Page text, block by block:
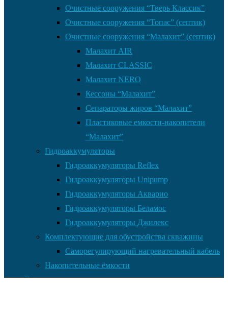
Очистные сооружения “Тверь Классик”
Очистные сооружения “Топас” (септик)
Очистные сооружения “Малахит” (септик)
Малахит AIR
Малахит CLASSIC
Малахит NERO
Кессоны “Малахит”
Сепараторы жиров “Малахит”
Пластиковые емкости-накопители
“Малахит”
Гидроаккумуляторы
Гидроаккумуляторы Reflex
Гидроаккумуляторы Unipump
Гидроаккумуляторы Акварио
Гидроаккумуляторы Беламос
Гидроаккумуляторы Джилекс
Комплектующие для обустройства скважины
Саморегулирующий нагревательный кабель
Накопительные ёмкости
Главная